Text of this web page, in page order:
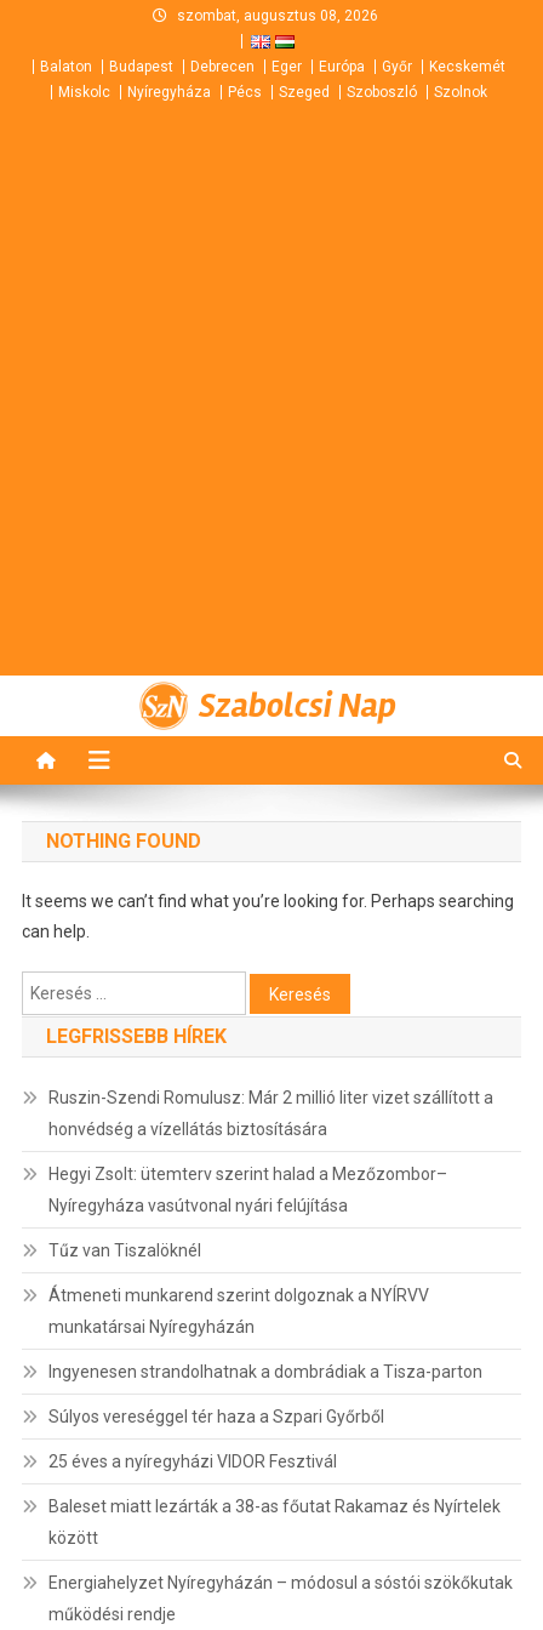
content
szombat, augusztus 08, 2026
Balaton Budapest Debrecen Eger Európa Győr
Kecskemét
Miskolc
Nyíregyháza Pécs Szeged Szoboszló Szolnok
Szabolcsi Nap
NOTHING FOUND
It seems we can’t find what you’re looking for. Perhaps searching
can help.
Keresés:
LEGFRISSEBB HÍREK
Ruszin-Szendi Romulusz: Már 2 millió liter vizet szállított a
honvédség a vízellátás biztosítására
Hegyi Zsolt: ütemterv szerint halad a Mezőzombor–
Nyíregyháza vasútvonal nyári felújítása
Tűz van Tiszalöknél
Átmeneti munkarend szerint dolgoznak a NYÍRVV
munkatársai Nyíregyházán
Ingyenesen strandolhatnak a dombrádiak a Tisza-parton
Súlyos vereséggel tér haza a Szpari Győrből
25 éves a nyíregyházi VIDOR Fesztivál
Baleset miatt lezárták a 38-as főutat Rakamaz és Nyírtelek
között
Energiahelyzet Nyíregyházán – módosul a sóstói szökőkutak
működési rendje